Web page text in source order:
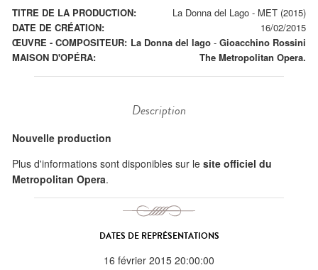
TITRE DE LA PRODUCTION:
La Donna del Lago - MET (2015)
DATE DE CRÉATION:
16/02/2015
ŒUVRE - COMPOSITEUR: La Donna del lago - Gioacchino Rossini
MAISON D'OPÉRA:
The Metropolitan Opera.
Description
Nouvelle production
Plus d'informations sont disponibles sur le site officiel du
Metropolitan Opera.
DATES DE REPRÉSENTATIONS
16 février 2015 20:00:00